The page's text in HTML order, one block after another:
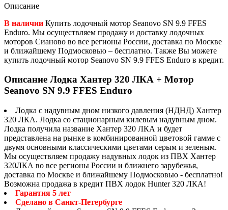
Описание
В наличии Купить лодочный мотор Seanovo SN 9.9 FFES
Enduro. Мы осуществляем продажу и доставку лодочных
моторов Сианово во все регионы России, доставка по Москве
и ближайшему Подмосковью – бесплатно. Также Вы можете
купить лодочный мотор Seanovo SN 9.9 FFES Enduro в кредит.
Описание Лодка Хантер 320 ЛКА + Мотор
Seanovo SN 9.9 FFES Enduro
Лодка с надувным дном низкого давления (НДНД) Хантер
320 ЛКА. Лодка со стационарным килевым надувным дном.
Лодка получила название Хантер 320 ЛКА и будет
представлена на рынке в комбинированной цветовой гамме с
двумя основными классическими цветами серым и зеленым.
Мы осуществляем продажу надувных лодок из ПВХ Хантер
320ЛКА во все регионы России и ближнего зарубежья,
доставка по Москве и ближайшему Подмосковью - бесплатно!
Возможна продажа в кредит ПВХ лодок Hunter 320 ЛКА!
Гарантия 5 лет
Сделано в Санкт-Петербурге